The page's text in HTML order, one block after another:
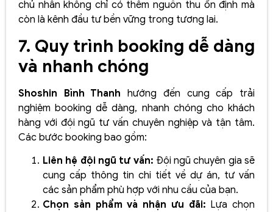
chủ nhân không chỉ có thêm nguồn thu ổn định mà
còn là kênh đầu tư bền vững trong tương lai.
7. Quy trình booking dễ dàng
và nhanh chóng
Shoshin Bình Thanh hướng đến cung cấp trải
nghiệm booking dễ dàng, nhanh chóng cho khách
hàng với đội ngũ tư vấn chuyên nghiệp và tận tâm.
Các bước booking bao gồm:
Liên hệ đội ngũ tư vấn: Đội ngũ chuyên gia sẽ
cung cấp thông tin chi tiết về dự án, tư vấn
các sản phẩm phù hợp với nhu cầu của bạn.
Chọn sản phẩm và nhận ưu đãi: Lựa chọn